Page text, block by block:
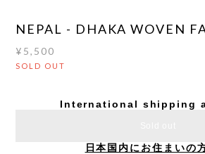
NEPAL - DHAKA WOVEN
¥5,500
SOLD OUT
International shipping
日本国内にお住まいの